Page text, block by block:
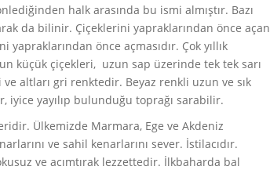
halk arasında bu ismi almıştır. Bazı
da bilinir. Çiçeklerini yapraklarından önce açan
önce açmasıdır. Çok yıllık
küçük çiçekleri, uzun sap üzerinde tek tek sarı
altları gri renktedir. Beyaz renkli uzun ve sık
iyice yayılıp bulunduğu toprağı sarabilir.
Ülkemizde Marmara, Ege ve Akdeniz
ve sahil kenarlarını sever. İstilacıdır.
ve acımtırak lezzettedir. İlkbaharda bal